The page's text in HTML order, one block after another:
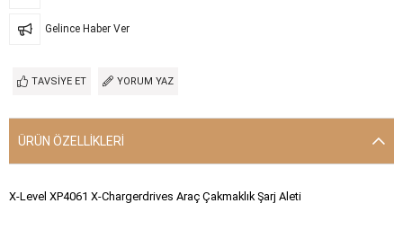
Gelince Haber Ver
TAVSIYE ET YORUM YAZ
ÜRÜN ÖZELLIKLERI
X-Level XP4061 X-Chargerdrives Araç Çakmaklık Şarj Aleti